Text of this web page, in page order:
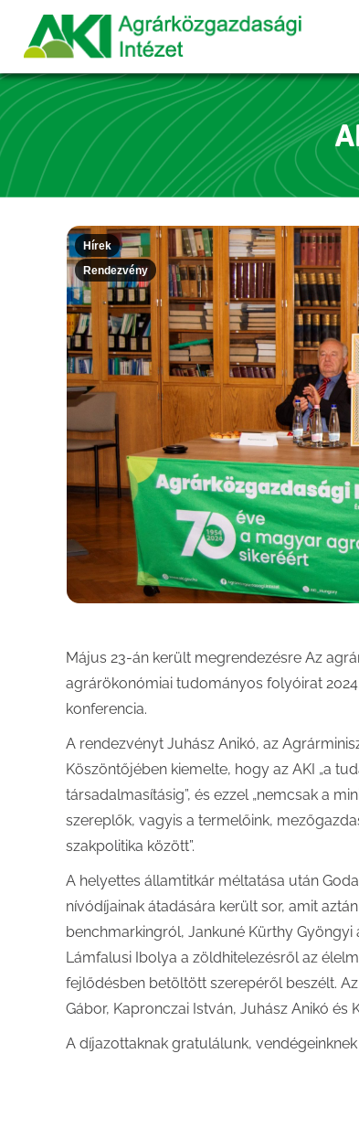
Hírek
Rendezvény
Május 23-án került megrendezésre Az
agrárökonómiai tudományos folyóirat
konferencia.
A rendezvényt Juhász Anikó, az
Köszöntőjében kiemelte, hogy az AKI „a
társadalmasításig”, és ezzel „nemcsak a
szereplők, vagyis a termelőink,
szakpolitika között”.
A helyettes államtitkár méltatása után
nívódíjainak átadására került sor, amit
benchmarkingról, Jankuné Kürthy
Lámfalusi Ibolya a zöldhitelezésről az
fejlődésben betöltött szerepéről beszélt.
Gábor, Kapronczai István, Juhász Anikó és
A díjazottaknak gratulálunk,